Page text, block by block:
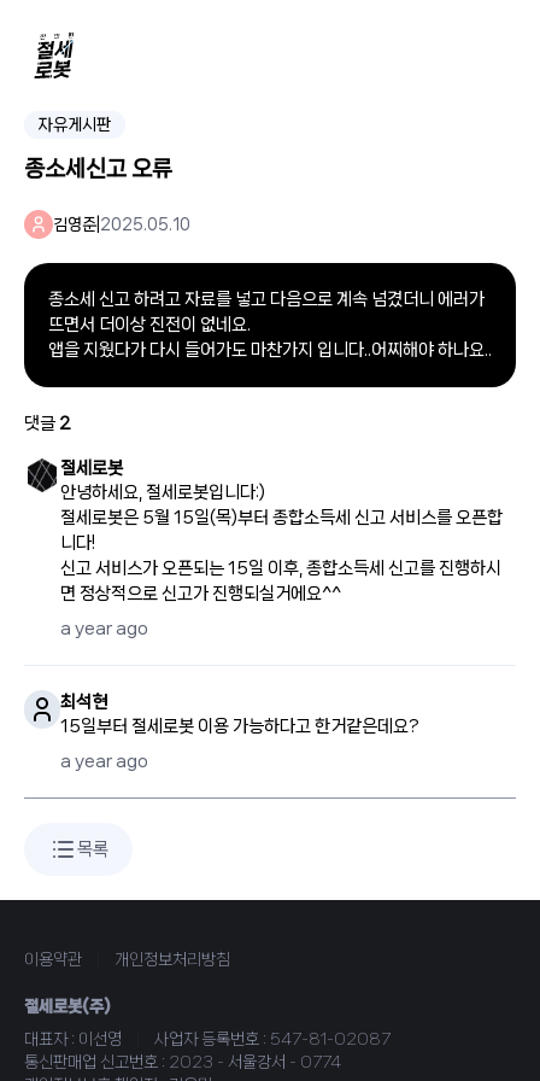
자유게시판
종소세신고 오류
김영준 2025.05.10
종소세 신고 하려고 자료를 넣고 다음으로 계속 넘겼더니 에러가
뜨면서 더이상 진전이 없네요.
댓글 2
절세로봇
안녕하세요, 절세로봇입니다:)
절세로봇은 5월 15일(목)부터 종합소득세 신고 서비스를 오픈합
니다!
신고 서비스가 오픈되는 15일 이후, 종합소득세 신고를 진행하시
면 정상적으로 신고가 진행되실거에요^^
a year ago
최석현
15일부터 절세로봇 이용 가능하다고 한거같은데요?
a year ago
목록
이용약관 개인정보처리방침
절세로봇(주)
대표자 : 이선영
사업자 등록번호 : 547-81-02087
통신판매업 신고번호 : 2023 - 서울강서 - 0774